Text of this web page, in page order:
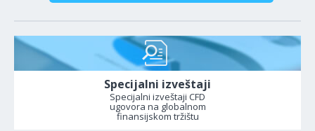
Specijalni izveštaji
Specijalni izveštaji CFD
ugovora na globalnom
finansijskom tržištu